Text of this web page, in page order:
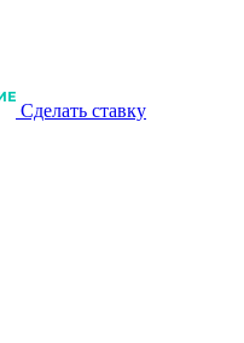
Сделать ставку